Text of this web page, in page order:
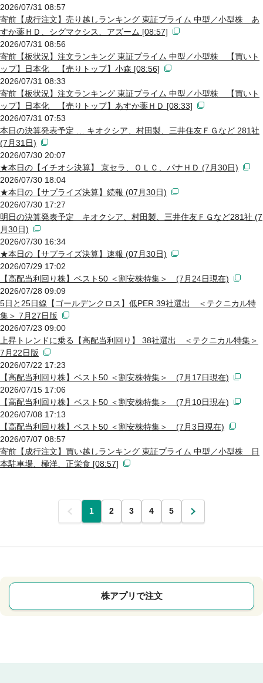
2026/07/31 08:57
寄前【成行注文】売り越しランキング 東証プライム 中型／小型株 あ
すか薬ＨＤ、シグマクシス、アズーム [08:57]
2026/07/31 08:56
寄前【板状況】注文ランキング 東証プライム 中型／小型株 【買いト
ップ】日本化 【売りトップ】小森 [08:56]
2026/07/31 08:33
寄前【板状況】注文ランキング 東証プライム 中型／小型株 【買いト
ップ】日本化 【売りトップ】あすか薬ＨＤ [08:33]
2026/07/31 07:53
本日の決算発表予定 … キオクシア、村田製、三井住友ＦＧなど 281社
(7月31日)
2026/07/30 20:07
★本日の【イチオシ決算】 京セラ、ＯＬＣ、パナＨＤ (7月30日)
2026/07/30 18:04
★本日の【サプライズ決算】続報 (07月30日)
2026/07/30 17:27
明日の決算発表予定 キオクシア、村田製、三井住友ＦＧなど281社 (7
月30日)
2026/07/30 16:34
★本日の【サプライズ決算】速報 (07月30日)
2026/07/29 17:02
【高配当利回り株】ベスト50 ＜割安株特集＞ (7月24日現在)
2026/07/28 09:09
5日と25日線【ゴールデンクロス】低PER 39社選出 ＜テクニカル特
集＞ 7月27日版
2026/07/23 09:00
上昇トレンドに乗る【高配当利回り】 38社選出 ＜テクニカル特集＞
7月22日版
2026/07/22 17:23
【高配当利回り株】ベスト50 ＜割安株特集＞ (7月17日現在)
2026/07/15 17:06
【高配当利回り株】ベスト50 ＜割安株特集＞ (7月10日現在)
2026/07/08 17:13
【高配当利回り株】ベスト50 ＜割安株特集＞ (7月3日現在)
2026/07/07 08:57
寄前【成行注文】買い越しランキング 東証プライム 中型／小型株 日
本駐車場、極洋、正栄食 [08:57]
前 1 2 3 4 5 次
株アプリで注文